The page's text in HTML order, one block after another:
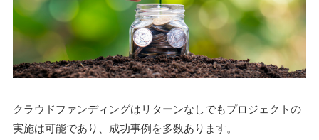
クラウドファンディングはリターンなしでもプロジェクトの
実施は可能であり、成功事例を多数あります。